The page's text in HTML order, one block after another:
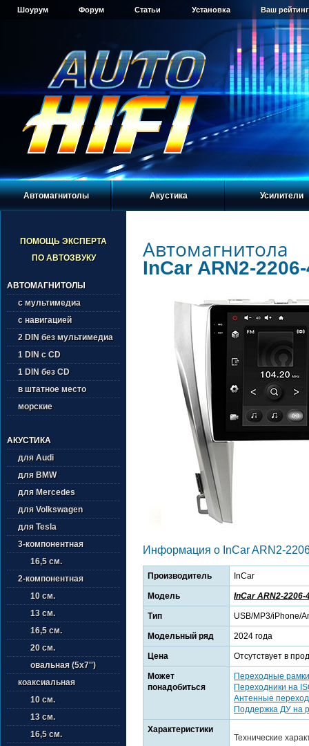
Шоурум Форум Статьи Установка Ваш
Автомагнитолы Акустика Усилители
ПОМОЩЬ ЭКСПЕРТА
ПО АВТОЗВУКУ
АВТОМАГНИТОЛЫ
с мультимедиа
с навигацией
2 DIN без мультимедиа
1 DIN с CD
1 DIN без CD
в штатное место
морские
АКУСТИКА
для Audi
для BMW
для Mercedes
для Volkswagen
для Tesla
3-компонентная
16,5 см.
2-компонентная
10 см.
13 см.
16,5 см.
20 см.
овальная (5х7'')
коаксиальная
10 см.
13 см.
16,5 см.
Автомагнитола
InCar ARN2-
Информация о InCar ARN2-
Производитель InCar
Модель InCar ARN2-2206-
Тип USB/MP3/iPhone/
Модельный ряд 2024 года
Цена Отсутствует в
Может
понадобиться
Переходные рамки
Переходники на
Антенные
Поддержка ДУ на
Характеристики
Технические